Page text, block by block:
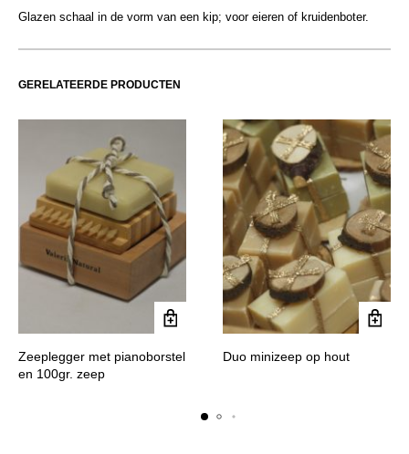
Glazen schaal in de vorm van een kip; voor eieren of kruidenboter.
GERELATEERDE PRODUCTEN
Zeeplegger met pianoborstel
en 100gr. zeep
Duo minizeep op hout